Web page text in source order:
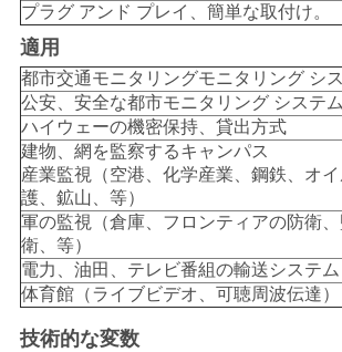
要
求
し
な
さ
い
地
プラグ アンド プレイ、簡単な取付け。
適用
都市交通モニタリングモニタリング シ
公安、安全な都市モニタリング システム
ハイウェーの機密保持、貸出方式
建物、網を監察するキャンパス
産業監視（空港、化学産業、鋼鉄、オ
護、鉱山、等）
軍の監視（倉庫、フロンティアの防衛
衛、等）
電力、油田、テレビ番組の輸送システム
体育館（ライブビデオ、可聴周波伝達）
技術的な変数